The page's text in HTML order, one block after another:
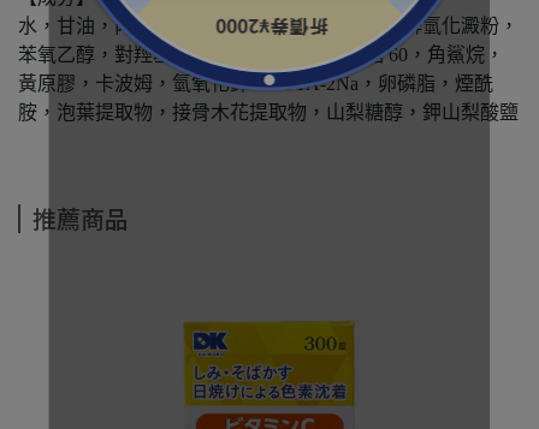
水，甘油，丙二醇，糖基海藻糖，雙甘油，水解氫化澱粉，
苯氧乙醇，對羥基苯甲酸甲酯，聚山梨醇酯 60，角鯊烷，
黃原膠，卡波姆，氫氧化鉀，EDTA-2Na，卵磷脂，煙酰
胺，泡葉提取物，接骨木花提取物，山梨糖醇，鉀山梨酸鹽
推薦商品